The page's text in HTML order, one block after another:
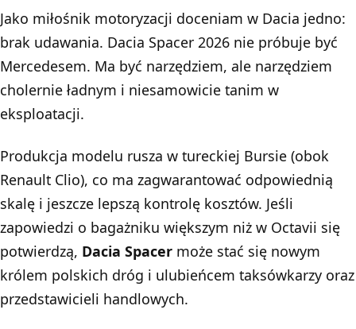
Jako miłośnik motoryzacji doceniam w Dacia jedno:
brak udawania. Dacia Spacer 2026 nie próbuje być
Mercedesem. Ma być narzędziem, ale narzędziem
cholernie ładnym i niesamowicie tanim w
eksploatacji.
Produkcja modelu rusza w tureckiej Bursie (obok
Renault Clio), co ma zagwarantować odpowiednią
skalę i jeszcze lepszą kontrolę kosztów. Jeśli
zapowiedzi o bagażniku większym niż w Octavii się
potwierdzą, Dacia Spacer może stać się nowym
królem polskich dróg i ulubieńcem taksówkarzy oraz
przedstawicieli handlowych.